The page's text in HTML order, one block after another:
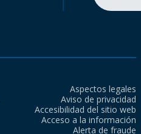
Aspectos legales
Aviso de privacidad
Accesibilidad del sitio web
Acceso a la información
Alerta de fraude